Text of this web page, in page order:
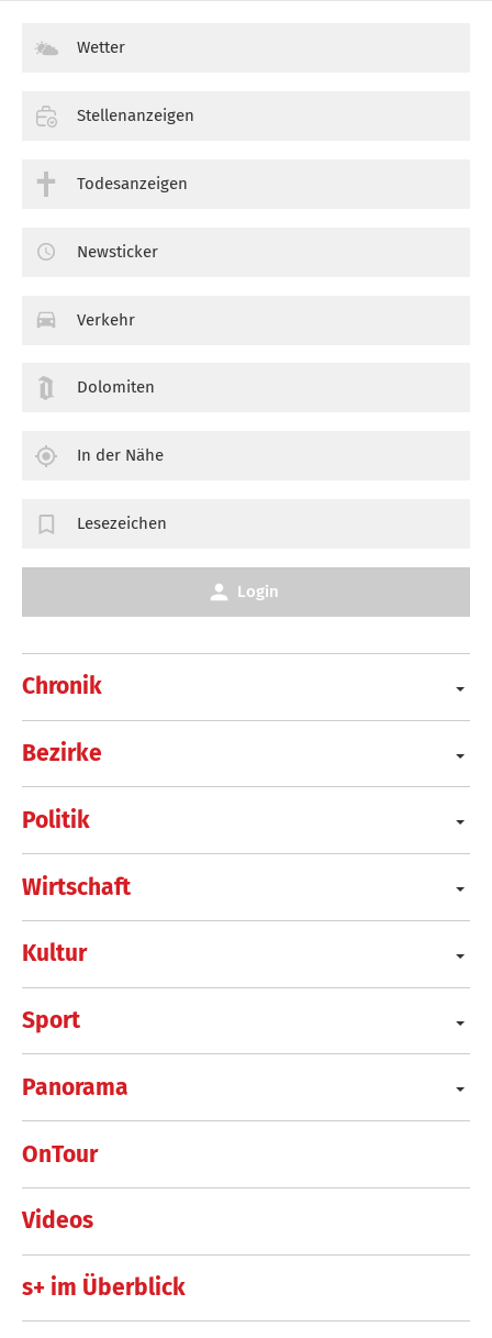
Chronik
Bezirke
Politik
Wirtschaft
Kultur
Sport
Panorama
OnTour
Videos
s+ im Überblick
Wetter
Stellenanzeigen
Todesanzeigen
Newsticker
Verkehr
Dolomiten
In der Nähe
Lesezeichen
Login